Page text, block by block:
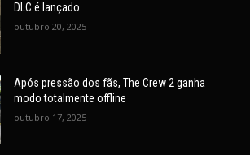
DLC é lançado
outubro 20, 2025
Após pressão dos fãs, The Crew 2 ganha
modo totalmente offline
outubro 17, 2025